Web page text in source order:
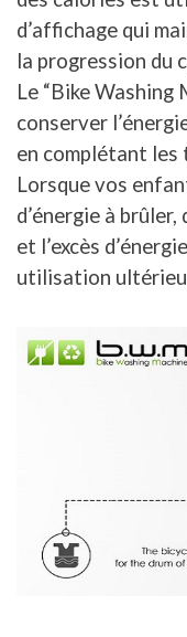
d’affichage qui
la progression du
Le “Bike Washing
conserver
en complétant les
Lorsque vos
d’énergie à
et l’excès
utilisation